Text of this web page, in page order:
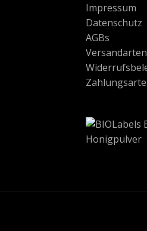
Impressum
Datenschutz
AGBs
Versandarten